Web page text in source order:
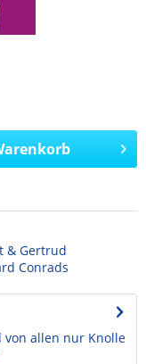
& Gertrud
Conrads
allen nur Knolle